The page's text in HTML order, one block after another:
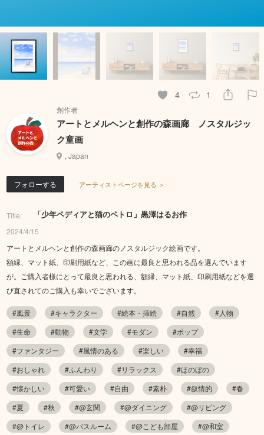
4 1
創作者
アートとメルヘンと創作の森画廊 ノスタルジッ
ク童画
, Japan
フォローする アーティストページを見る ＞
Title: 「少年ペディアと猫のペトロ」黒澤はるお作
2024/4/15
アートとメルヘンと創作の森画廊のノスタルジック絵画です。
額縁、マット紙、印刷用紙など、この画に最良と思われる品を選んでいます
が。ご購入者様にとって最良と思われる、額縁、マット紙、印刷用紙などを選
び直されてのご購入も幸いでございます。
#風景 #キャラクター #絵本・挿絵 #自然
#人物
#生命
#動物 #文学 #モダン
#ポップ
#ファンタジー
#風情のある #楽しい
#幸福
#おしゃれ
#ふんわり #リラックス
#ほのぼの
#懐かしい
#可愛い #自由 #素朴 #叙情的
#春
#夏
#秋 #@玄関 #@ダイニング
#@リビング
#@トイレ
#@バスルーム #@こども部屋
#@和室